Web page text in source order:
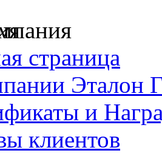
страница
Эталон
и
клиентов